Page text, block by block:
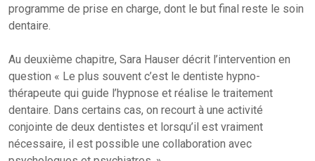
programme de prise en charge, dont le but final reste le soin
dentaire.
Au deuxième chapitre, Sara Hauser décrit l’intervention en
question « Le plus souvent c’est le dentiste hypno-
thérapeute qui guide l’hypnose et réalise le traitement
dentaire. Dans certains cas, on recourt à une activité
conjointe de deux dentistes et lorsqu’il est vraiment
nécessaire, il est possible une collaboration avec